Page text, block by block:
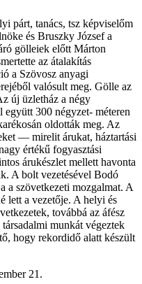
párt, tanács, tsz képviselőm
és Bruszky József a
gölleiek előtt Márton
az átalakítás
a Szövosz anyagi
valósult meg. Gölle az
új üzletház a négy
együtt 300 négyzet- méteren
oldották meg. Az
— mirelit árukat, háztartási
értékű fogyasztási
árukészlet mellett havonta
A bolt vezetésével Bodó
a szövetkezeti mozgalmat. A
lett a vezetője. A helyi és
továbbá az áfész
munkát végeztek
hogy rekordidő alatt készült
21.